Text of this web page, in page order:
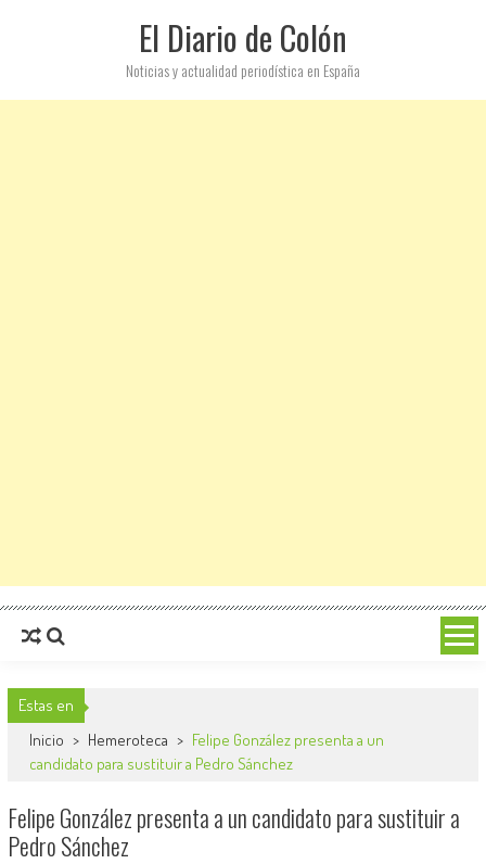
El Diario de Colón
Noticias y actualidad periodística en España
Estas en
Inicio > Hemeroteca > Felipe González presenta a un
candidato para sustituir a Pedro Sánchez
Felipe González presenta a un candidato para sustituir a
Pedro Sánchez